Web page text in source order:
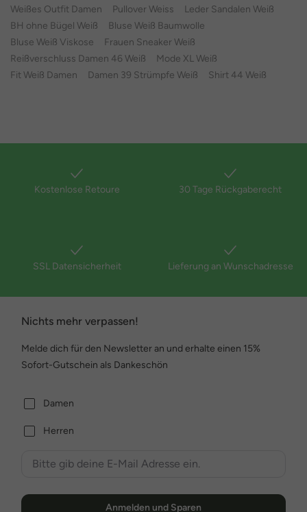
Weißes Outfit Damen
Pullover Weiss
Leder Sandalen Weiß
BH ohne Bügel Weiß
Bluse Weiß Baumwolle
Bluse Weiß Viskose
Frauen Sneaker Weiß
Reißverschluss Damen 46 Weiß
Mode XL Weiß
Fit Weiß Damen
Damen 39 Strümpfe Weiß Shirt 44 Weiß
Kostenlose Retoure 30 Tage Rückgaberecht
SSL Datensicherheit Lieferung an Wunschadresse
Nichts mehr verpassen!
Melde dich für den Newsletter an und erhalte einen 15%
Sofort-Gutschein als Dankeschön
Damen
Herren
Anmelden und Sparen